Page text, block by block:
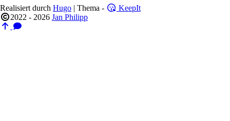
Realisiert durch Hugo | Thema -
KeepIt
2022 - 2026 Jan Philipp